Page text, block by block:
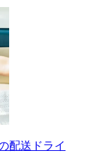
配送ドライ